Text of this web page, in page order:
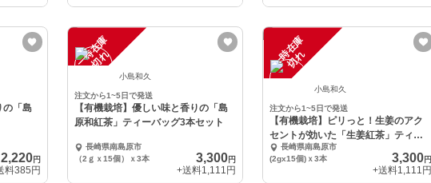
の「島
2,220円
料385円
一
時
在
庫
切
れ
小島和久
注文から1~5日で発送
【有機栽培】優しい味と香りの「島
原和紅茶」ティーバッグ3本セット
長崎県南島原市
（2ｇｘ15個）ｘ3本
3,300円
+送料1,111円
一
時
在
庫
切
れ
小島和久
注文から1~5日で発送
【有機栽培】ピリっと！生姜のアク
セントが効いた「生姜紅茶」ティー
バッグ3本セット
長崎県南島原市
(2gx15個)ｘ3本
3,300円
+送料1,111円